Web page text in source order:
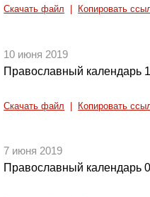
Скачать файл Копировать
10 июня 2019
Православный календарь
Скачать файл Копировать
7 июня 2019
Православный календарь